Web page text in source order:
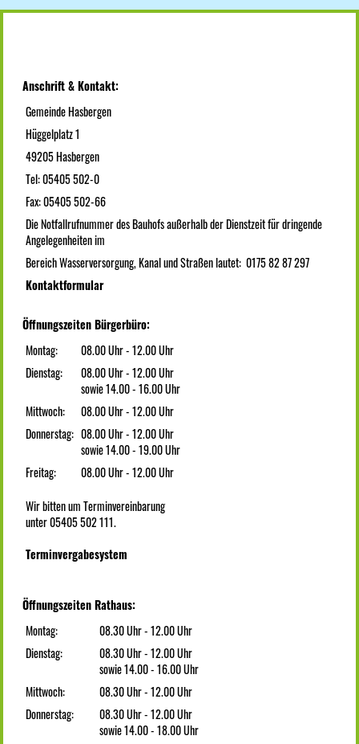
Anschrift & Kontakt:
Gemeinde Hasbergen
Hüggelplatz 1
49205 Hasbergen
Tel: 05405 502-0
Fax: 05405 502-66
Die Notfallrufnummer des Bauhofs außerhalb der Dienstzeit für dringende
Angelegenheiten im
Bereich Wasserversorgung, Kanal und Straßen lautet: 0175 82 87 297
Kontaktformular
Öffnungszeiten Bürgerbüro:
Montag:
08.00 Uhr - 12.00 Uhr
Dienstag:
08.00 Uhr - 12.00 Uhr
sowie 14.00 - 16.00 Uhr
Mittwoch:
08.00 Uhr - 12.00 Uhr
Donnerstag: 08.00 Uhr - 12.00 Uhr
sowie 14.00 - 19.00 Uhr
Freitag:
08.00 Uhr - 12.00 Uhr
Wir bitten um Terminvereinbarung
unter 05405 502 111.
Terminvergabesystem
Öffnungszeiten Rathaus:
Montag:
08.30 Uhr - 12.00 Uhr
Dienstag:
08.30 Uhr - 12.00 Uhr
sowie 14.00 - 16.00 Uhr
Mittwoch:
08.30 Uhr - 12.00 Uhr
Donnerstag:
08.30 Uhr - 12.00 Uhr
sowie 14.00 - 18.00 Uhr